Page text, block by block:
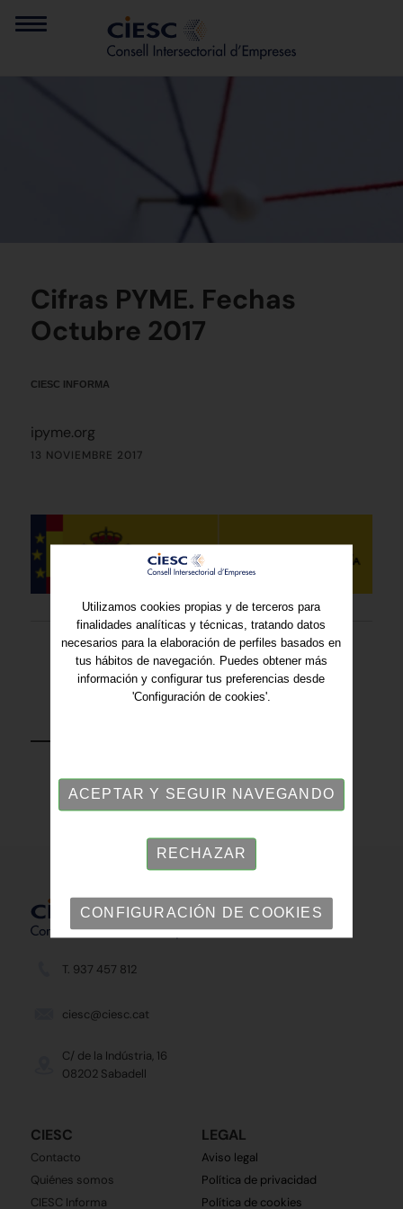
Cifras PYME. Fechas
Octubre 2017
CIESC INFORMA
ipyme.org
13 NOVIEMBRE 2017
T. 937 457 812
ciesc@ciesc.cat
C/ de la Indústria, 16
08202 Sabadell
CIESC
Contacto
Quiénes somos
CIESC Informa
LEGAL
Aviso legal
Política de privacidad
Política de cookies
Utilizamos cookies propias y de terceros para
finalidades analíticas y técnicas, tratando datos
necesarios para la elaboración de perfiles basados en
tus hábitos de navegación. Puedes obtener más
información y configurar tus preferencias desde
'Configuración de cookies'.
ACEPTAR Y SEGUIR NAVEGANDO
RECHAZAR
CONFIGURACIÓN DE COOKIES